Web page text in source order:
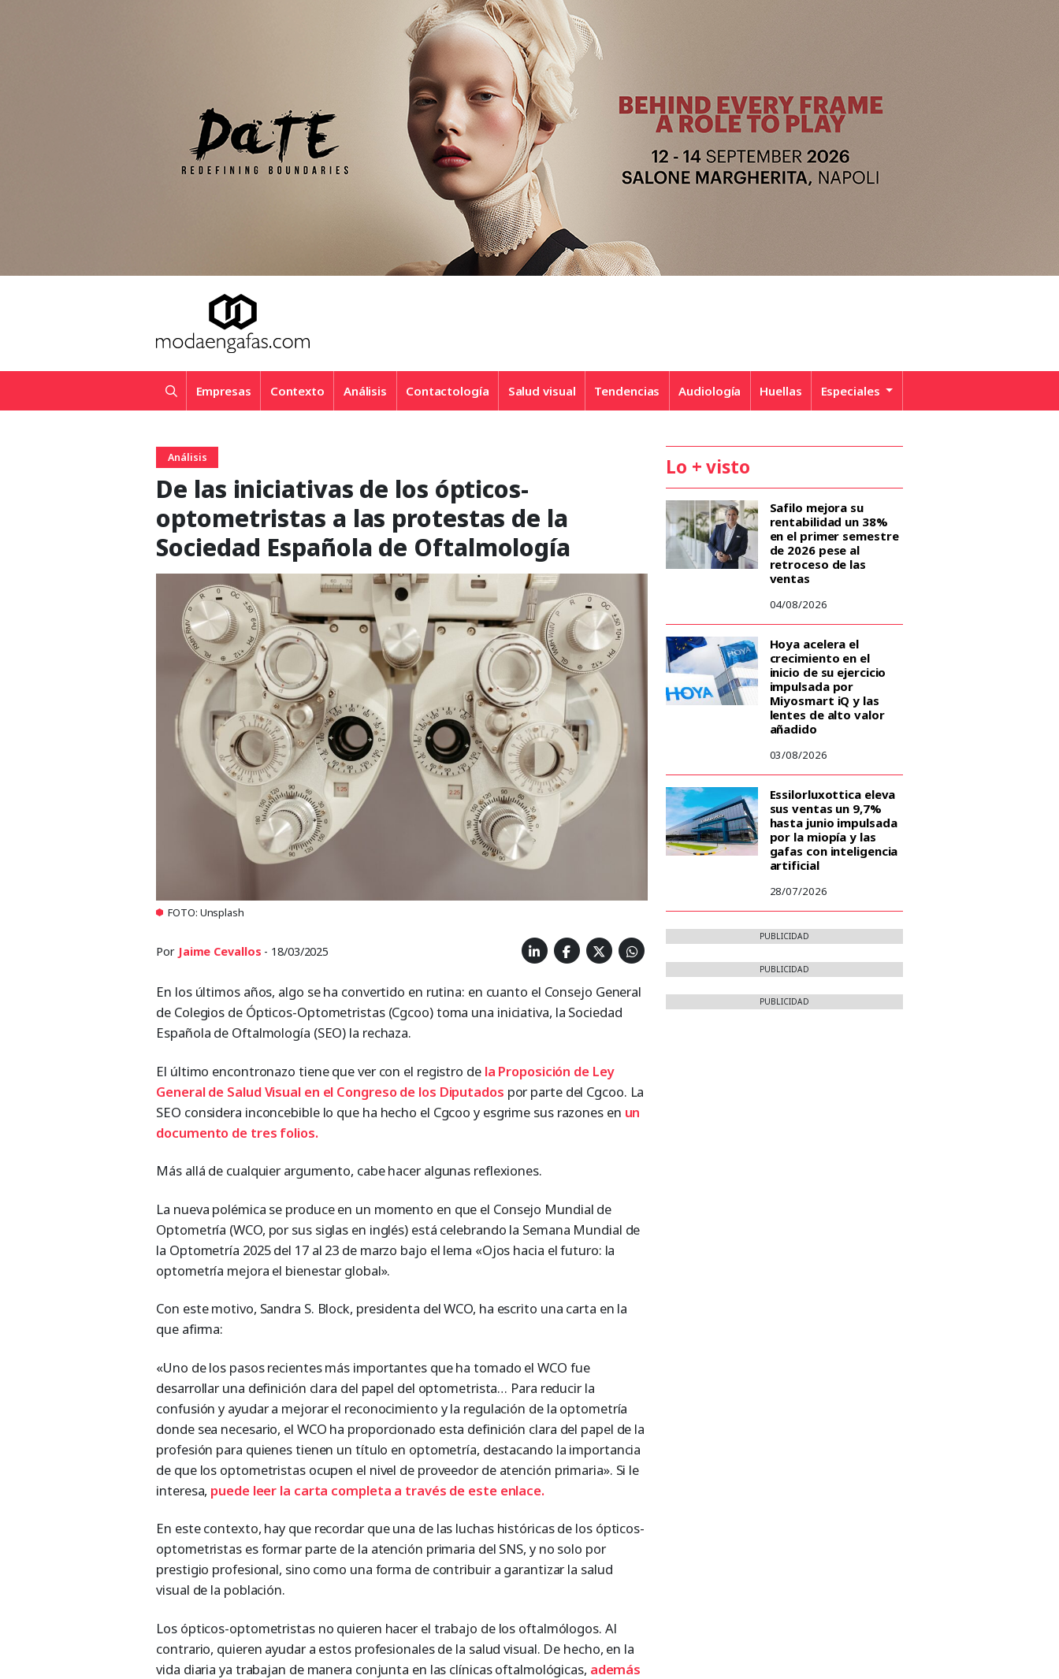
Empresas Contexto Análisis Contactología Salud visual Tendencias Audiología Huellas Especiales
Análisis
De las iniciativas de los ópticos-
optometristas a las protestas de la
Sociedad Española de Oftalmología
FOTO: Unsplash
Por Jaime Cevallos - 18/03/2025
En los últimos años, algo se ha convertido en rutina: en cuanto el Consejo General
de Colegios de Ópticos-Optometristas (Cgcoo) toma una iniciativa, la Sociedad
Española de Oftalmología (SEO) la rechaza.
El último encontronazo tiene que ver con el registro dela Proposición de Ley
General de Salud Visual en el Congreso de los Diputados por parte del Cgcoo. La
SEO considera inconcebible lo que ha hecho el Cgcoo y esgrime sus razones en un
documento de tres folios.
Más allá de cualquier argumento, cabe hacer algunas reflexiones.
La nueva polémica se produce en un momento en que el Consejo Mundial de
Optometría (WCO, por sus siglas en inglés) está celebrando la Semana Mundial de
la Optometría 2025 del 17 al 23 de marzo bajo el lema «Ojos hacia el futuro: la
optometría mejora el bienestar global».
Con este motivo, Sandra S. Block, presidenta del WCO, ha escrito una carta en la
que afirma:
«Uno de los pasos recientes más importantes que ha tomado el WCO fue
desarrollar una definición clara del papel del optometrista… Para reducir la
confusión y ayudar a mejorar el reconocimiento y la regulación de la optometría
donde sea necesario, el WCO ha proporcionado esta definición clara del papel de la
profesión para quienes tienen un título en optometría, destacando la importancia
de que los optometristas ocupen el nivel de proveedor de atención primaria». Si le
interesa, puede leer la carta completa a través de este enlace.
En este contexto, hay que recordar que una de las luchas históricas de los ópticos-
optometristas es formar parte de la atención primaria del SNS, y no solo por
prestigio profesional, sino como una forma de contribuir a garantizar la salud
visual de la población.
Los ópticos-optometristas no quieren hacer el trabajo de los oftalmólogos. Al
contrario, quieren ayudar a estos profesionales de la salud visual. De hecho, en la
vida diaria ya trabajan de manera conjunta en las clínicas oftalmológicas, además
Lo + visto
Safilo mejora su
rentabilidad un 38%
en el primer semestre
de 2026 pese al
retroceso de las
ventas
04/08/2026
Hoya acelera el
crecimiento en el
inicio de su ejercicio
impulsada por
Miyosmart iQ y las
lentes de alto valor
añadido
03/08/2026
Essilorluxottica eleva
sus ventas un 9,7%
hasta junio impulsada
por la miopía y las
gafas con inteligencia
artificial
28/07/2026
PUBLICIDAD
PUBLICIDAD
PUBLICIDAD